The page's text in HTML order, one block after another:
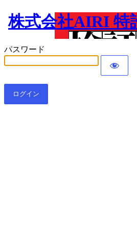
株式会社AIRI 特
パスワード